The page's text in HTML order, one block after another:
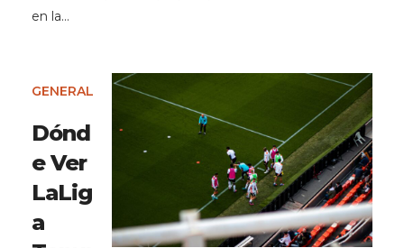
en la…
GENERAL
Dónd
e Ver
LaLig
a